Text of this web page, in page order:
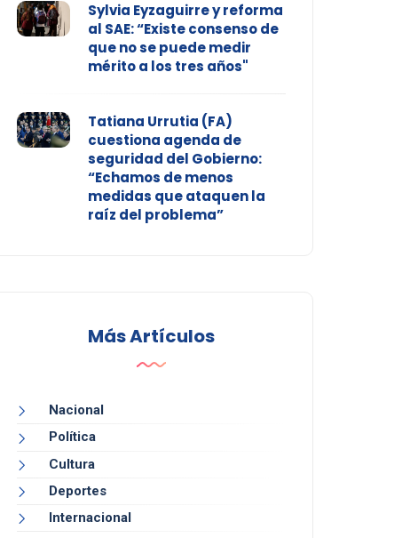
Sylvia Eyzaguirre y reforma
al SAE: “Existe consenso de
que no se puede medir
mérito a los tres años"
Tatiana Urrutia (FA)
cuestiona agenda de
seguridad del Gobierno:
“Echamos de menos
medidas que ataquen la
raíz del problema”
Más Artículos
Nacional
Política
Cultura
Deportes
Internacional